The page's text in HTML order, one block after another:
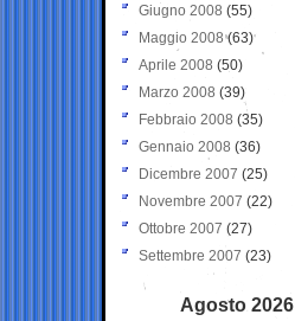
Giugno 2008 (55)
Maggio 2008(63)
Aprile 2008 (50)
Marzo 2008 (39)
Febbraio 2008 (35)
Gennaio 2008 (36)
Dicembre 2007 (25)
Novembre 2007 (22)
Ottobre 2007 (27)
Settembre 2007 (23)
Agosto 2026